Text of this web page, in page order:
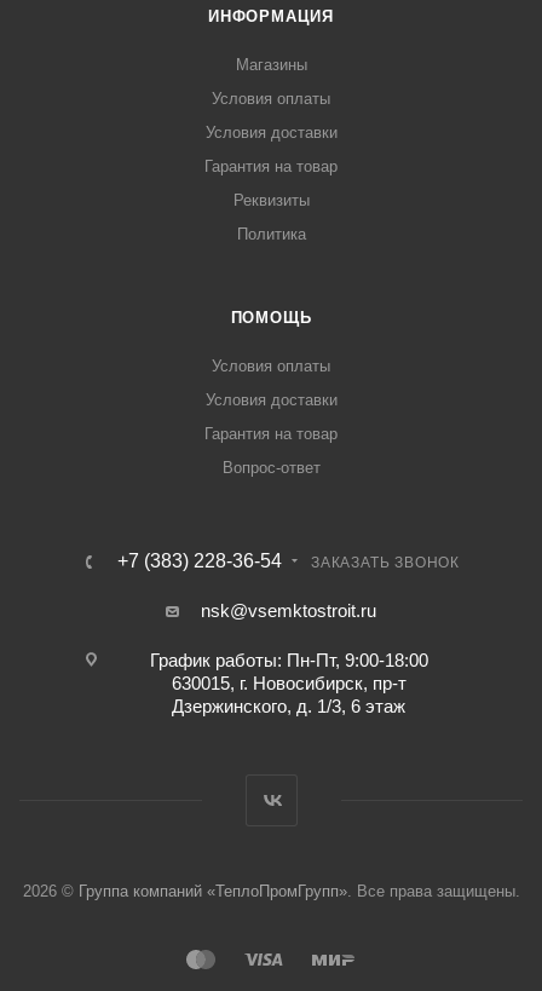
ИНФОРМАЦИЯ
Магазины
Условия оплаты
Условия доставки
Гарантия на товар
Реквизиты
Политика
ПОМОЩЬ
Условия оплаты
Условия доставки
Гарантия на товар
Вопрос-ответ
+7 (383) 228-36-54 ЗАКАЗАТЬ ЗВОНОК
nsk@vsemktostroit.ru
График работы: Пн-Пт, 9:00-18:00
630015, г. Новосибирск, пр-т
Дзержинского, д. 1/3, 6 этаж
2026 © Группа компаний «ТеплоПромГрупп». Все права защищены.